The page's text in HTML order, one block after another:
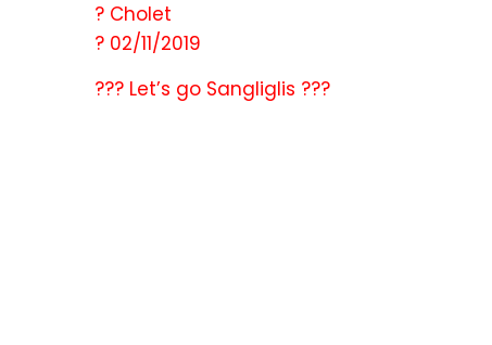
?️ Cholet
? 02/11/2019
??? Let’s go Sangliglis ???